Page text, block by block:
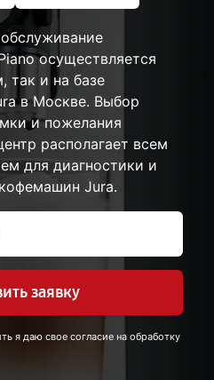
осуществляется
так и на базе
в Москве. Выбор
и пожелания
располагает всем
для диагностики и
Jura.
заявку
я даю свое согласие на обработку